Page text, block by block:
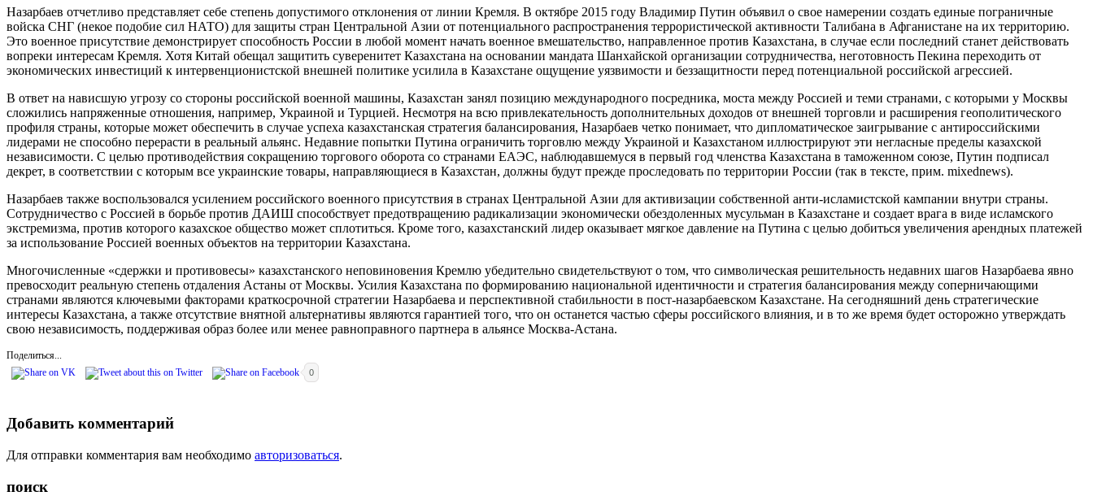
Назарбаев отчетливо представляет себе степень допустимого отклонения от линии Кремля. В октябре 2015 году Владимир Путин объявил о свое намерении создать единые пограничные
войска СНГ (некое подобие сил НАТО) для защиты стран Центральной Азии от потенциального распространения террористической активности Талибана в Афганистане на их территорию.
Это военное присутствие демонстрирует способность России в любой момент начать военное вмешательство, направленное против Казахстана, в случае если последний станет действовать
вопреки интересам Кремля. Хотя Китай обещал защитить суверенитет Казахстана на основании мандата Шанхайской организации сотрудничества, неготовность Пекина переходить от
экономических инвестиций к интервенционистской внешней политике усилила в Казахстане ощущение уязвимости и беззащитности перед потенциальной российской агрессией.
В ответ на нависшую угрозу со стороны российской военной машины, Казахстан занял позицию международного посредника, моста между Россией и теми странами, с которыми у Москвы
сложились напряженные отношения, например, Украиной и Турцией. Несмотря на всю привлекательность дополнительных доходов от внешней торговли и расширения геополитического
профиля страны, которые может обеспечить в случае успеха казахстанская стратегия балансирования, Назарбаев четко понимает, что дипломатическое заигрывание с антироссийскими
лидерами не способно перерасти в реальный альянс. Недавние попытки Путина ограничить торговлю между Украиной и Казахстаном иллюстрируют эти негласные пределы казахской
независимости. С целью противодействия сокращению торгового оборота со странами ЕАЭС, наблюдавшемуся в первый год членства Казахстана в таможенном союзе, Путин подписал
декрет, в соответствии с которым все украинские товары, направляющиеся в Казахстан, должны будут прежде проследовать по территории России (так в тексте, прим. mixednews).
Назарбаев также воспользовался усилением российского военного присутствия в странах Центральной Азии для активизации собственной анти-исламистской кампании внутри страны.
Сотрудничество с Россией в борьбе против ДАИШ способствует предотвращению радикализации экономически обездоленных мусульман в Казахстане и создает врага в виде исламского
экстремизма, против которого казахское общество может сплотиться. Кроме того, казахстанский лидер оказывает мягкое давление на Путина с целью добиться увеличения арендных платежей
за использование Россией военных объектов на территории Казахстана.
Многочисленные «сдержки и противовесы» казахстанского неповиновения Кремлю убедительно свидетельствуют о том, что символическая решительность недавних шагов Назарбаева явно
превосходит реальную степень отдаления Астаны от Москвы. Усилия Казахстана по формированию национальной идентичности и стратегия балансирования между соперничающими
странами являются ключевыми факторами краткосрочной стратегии Назарбаева и перспективной стабильности в пост-назарбаевском Казахстане. На сегодняшний день стратегические
интересы Казахстана, а также отсутствие внятной альтернативы являются гарантией того, что он останется частью сферы российского влияния, и в то же время будет осторожно утверждать
свою независимость, поддерживая образ более или менее равноправного партнера в альянсе Москва-Астана.
Поделиться...
0
Добавить комментарий
Для отправки комментария вам необходимо авторизоваться.
поиск